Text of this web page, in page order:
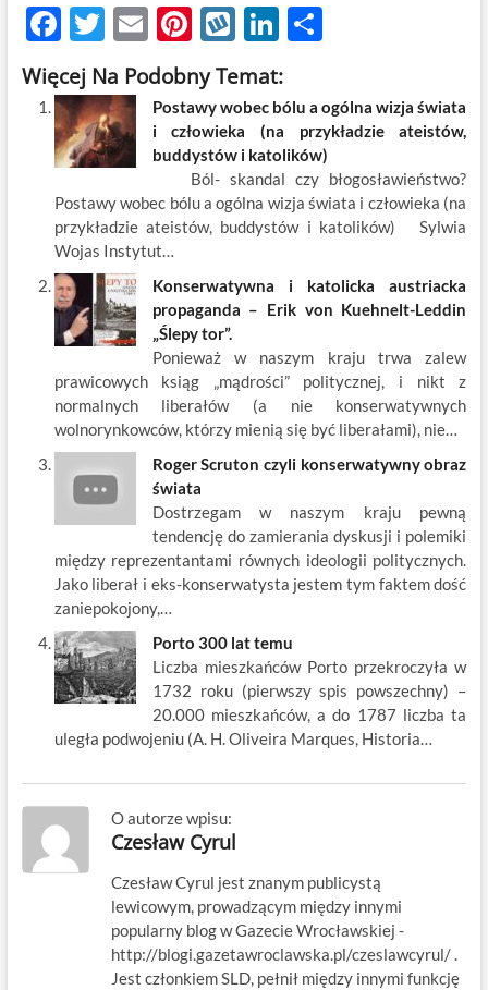
F
ac
e
b
o
o
k
T
w
itt
er
E
m
ail
Pi
nt
er
es
t
W
k
o
p
Li
k
e
dI
n
S
ar
e
Więcej Na Podobny Temat:
Postawy wobec bólu a ogólna wizja świata
i człowieka (na przykładzie ateistów,
buddystów i katolików)
Ból- skandal czy błogosławieństwo?
Postawy wobec bólu a ogólna wizja świata i człowieka (na
przykładzie ateistów, buddystów i katolików) Sylwia
Wojas Instytut…
Konserwatywna i katolicka austriacka
propaganda – Erik von Kuehnelt-Leddin
„Ślepy tor”.
Ponieważ w naszym kraju trwa zalew
prawicowych ksiąg „mądrości” politycznej, i nikt z
normalnych liberałów (a nie konserwatywnych
wolnorynkowców, którzy mienią się być liberałami), nie…
Roger Scruton czyli konserwatywny obraz
świata
Dostrzegam w naszym kraju pewną
tendencję do zamierania dyskusji i polemiki
między reprezentantami równych ideologii politycznych.
Jako liberał i eks-konserwatysta jestem tym faktem dość
zaniepokojony,…
Porto 300 lat temu
Liczba mieszkańców Porto przekroczyła w
1732 roku (pierwszy spis powszechny) –
20.000 mieszkańców, a do 1787 liczba ta
uległa podwojeniu (A. H. Oliveira Marques, Historia…
O autorze wpisu:
Czesław Cyrul
Czesław Cyrul jest znanym publicystą
lewicowym, prowadzącym między innymi
popularny blog w Gazecie Wrocławskiej -
http://blogi.gazetawroclawska.pl/czeslawcyrul/ .
Jest członkiem SLD, pełnił między innymi funkcję